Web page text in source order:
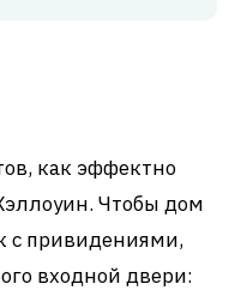
как эффектно
Чтобы дом
с привидениями,
входной двери: